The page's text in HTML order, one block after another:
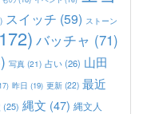
スイッチ (59) ストーン
バッチャ (71)
写真 (21) 占い(26) 山田
昨日 (19) 更新 (22) 最近
(25) 縄文 (47) 縄文人